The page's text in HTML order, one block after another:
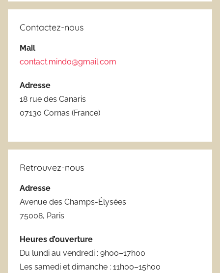
Contactez-nous
Mail
contact.mindo@gmail.com
Adresse
18 rue des Canaris
07130 Cornas (France)
Retrouvez-nous
Adresse
Avenue des Champs-Élysées
75008, Paris
Heures d’ouverture
Du lundi au vendredi : 9h00–17h00
Les samedi et dimanche : 11h00–15h00